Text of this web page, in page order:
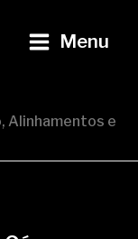
Menu
Menu
Alinhamentos e